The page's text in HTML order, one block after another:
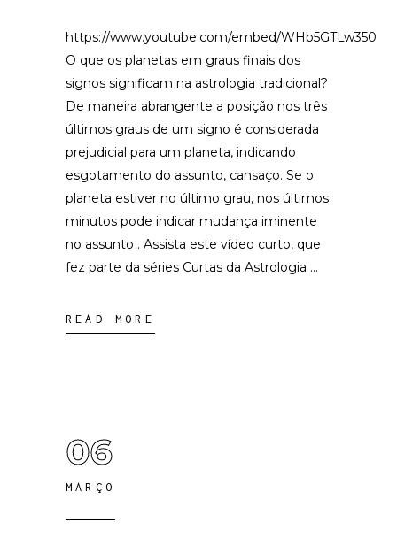
https://www.youtube.com/embed/WHb5GTLw350
O que os planetas em graus finais dos
signos significam na astrologia tradicional?
De maneira abrangente a posição nos três
últimos graus de um signo é considerada
prejudicial para um planeta, indicando
esgotamento do assunto, cansaço. Se o
planeta estiver no último grau, nos últimos
minutos pode indicar mudança iminente
no assunto . Assista este vídeo curto, que
fez parte da séries Curtas da Astrologia
READ MORE
06
MARÇO